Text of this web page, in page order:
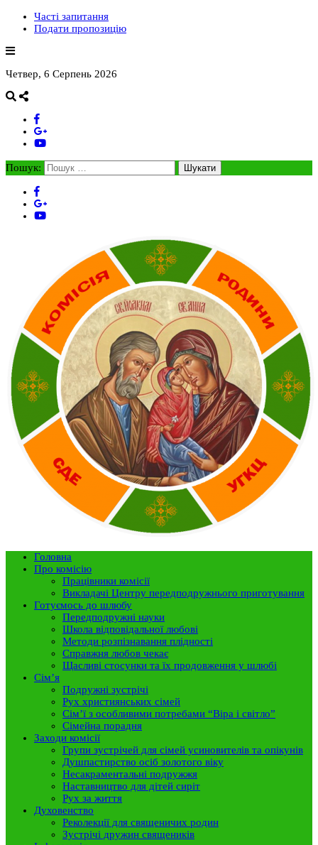
Часті запитання
Подати пропозицію
Четвер, 6 Серпень 2026
Пошук:
Головна
Про комісію
Працівники комісії
Викладачі Центру передподружнього приготування
Готуємось до шлюбу
Передподружні науки
Школа відповідальної любові
Методи розпізнавання плідності
Справжня любов чекає
Щасливі стосунки та їх продовження у шлюбі
Сім’я
Подружні зустрічі
Рух християнських сімей
Сім’ї з особливими потребами “Віра і світло”
Сімейна порадня
Заходи комісії
Групи зустрічей для сімей усиновителів та опікунів
Душпастирство осіб золотого віку
Несакраментальні подружжя
Наставництво для дітей сиріт
Рух за життя
Духовенство
Реколекції для священичих родин
Зустрічі дружин священиків